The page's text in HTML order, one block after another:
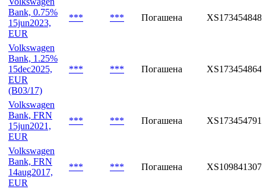
Bank, 0.75%
15jun2023,
EUR
*** *** Погашена XS1734548487
Volkswagen
Bank, 1.25%
15dec2025,
EUR
(B03/17)
*** *** Погашена XS1734548644
Volkswagen
Bank, FRN
15jun2021,
EUR
*** *** Погашена XS1734547919
Volkswagen
Bank, FRN
14aug2017,
EUR
*** *** Погашена XS1098413070